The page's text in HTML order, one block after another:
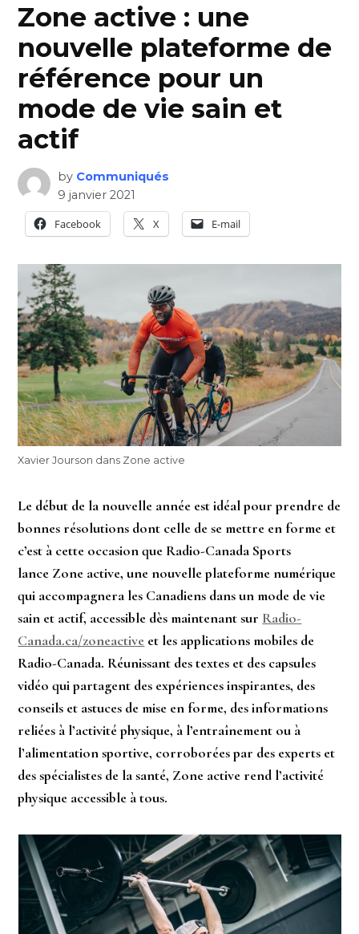
Zone active : une
nouvelle plateforme de
référence pour un
mode de vie sain et
actif
by Communiqués
9 janvier 2021
Facebook
X E-mail
Xavier Jourson dans Zone active
Le début de la nouvelle année est idéal pour prendre de
bonnes résolutions dont celle de se mettre en forme et
c’est à cette occasion que Radio-Canada Sports
lance Zone active, une nouvelle plateforme numérique
qui accompagnera les Canadiens dans un mode de vie
sain et actif, accessible dès maintenant sur Radio-
Canada.ca/zoneactive et les applications mobiles de
Radio-Canada. Réunissant des textes et des capsules
vidéo qui partagent des expériences inspirantes, des
conseils et astuces de mise en forme, des informations
reliées à l’activité physique, à l’entraînement ou à
l’alimentation sportive, corroborées par des experts et
des spécialistes de la santé, Zone active rend l’activité
physique accessible à tous.